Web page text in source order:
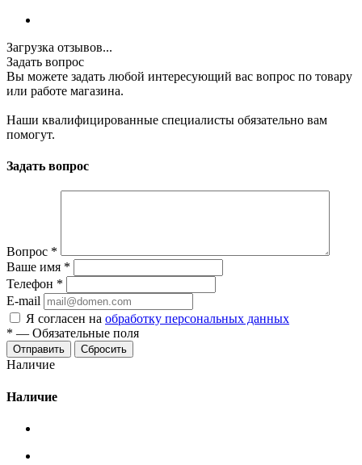
Загрузка отзывов...
Задать вопрос
Вы можете задать любой интересующий вас вопрос по товару
или работе магазина.
Наши квалифицированные специалисты обязательно вам
помогут.
Задать вопрос
Вопрос *
Ваше имя *
Телефон *
E-mail
Я согласен на обработку персональных данных
* — Обязательные поля
Сбросить
Наличие
Наличие